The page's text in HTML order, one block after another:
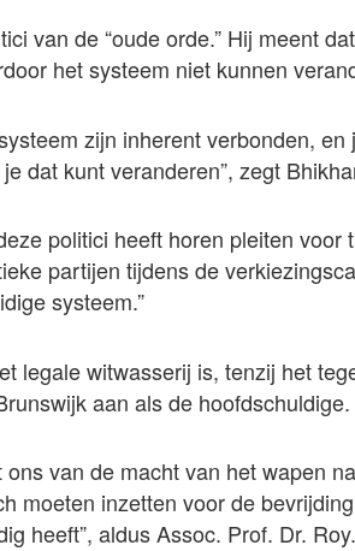
van de “oude orde.” Hij meent
het systeem niet kunnen
zijn inherent verbonden,
dat kunt veranderen”, zegt
politici heeft horen pleiten voor
partijen tijdens de
systeem.”
legale witwasserij is, tenzij het
aan als de hoofdschuldige.
ons van de macht van het wapen
moeten inzetten voor de
heeft”, aldus Assoc. Prof. Dr. Roy.